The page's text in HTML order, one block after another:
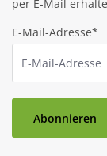
per E-Mail
E-Mail-Adresse*
Abonnieren